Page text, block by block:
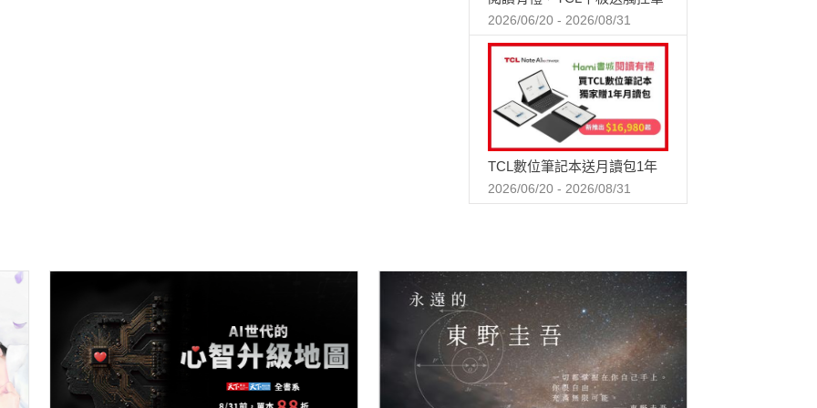
2026/06/20 - 2026/08/31
TCL數位筆記本送月讀包1年
2026/06/20 - 2026/08/31